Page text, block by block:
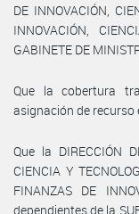
DE INNOVACIÓN,
INNOVACIÓN,
GABINETE DE
Que la cobertura
asignación de recurso
Que la DIRECCIÓN
CIENCIA Y
FINANZAS DE
dependientes de la